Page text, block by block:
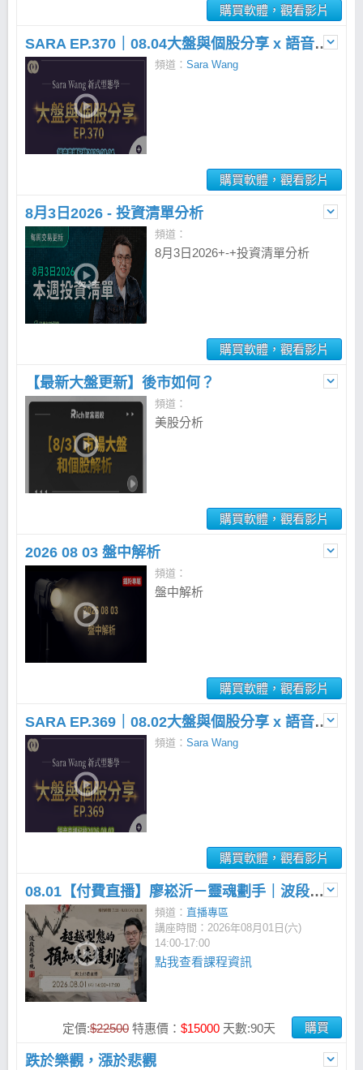
購買軟體，觀看影片
SARA EP.370｜08.04大盤與個股分享 x 語音直播
頻道： Sara Wang
購買軟體，觀看影片
8月3日2026 - 投資清單分析
頻道：
8月3日2026+-+投資清單分析
購買軟體，觀看影片
【最新大盤更新】後市如何？
頻道：
美股分析
購買軟體，觀看影片
2026 08 03 盤中解析
頻道：
盤中解析
購買軟體，觀看影片
SARA EP.369｜08.02大盤與個股分享 x 語音直播
頻道： Sara Wang
購買軟體，觀看影片
08.01【付費直播】廖崧沂－靈魂劃手｜波段戰略系統：超越型態的「預知未來」獲利法
頻道： 直播專區
講座時間：2026年08月01日(六)
14:00-17:00
點我查看課程資訊
定價:$22500 特惠價： $15000 天數:90天 購買
跌於樂觀，漲於悲觀